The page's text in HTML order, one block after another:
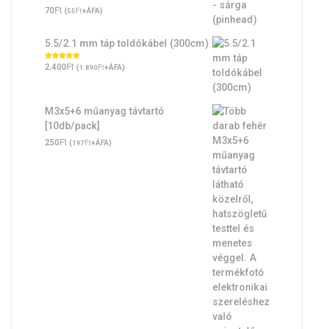
70Ft (55Ft+ÁFA)
5.5/2.1 mm táp toldókábel (300cm)
Értékelés:
5.00 / 5
2.400Ft (1.890Ft+ÁFA)
M3x5+6 műanyag távtartó
[10db/pack]
250Ft (197Ft+ÁFA)